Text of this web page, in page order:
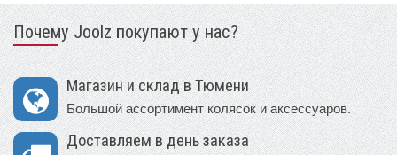
Почему Joolz покупают у нас?
Магазин и склад в Тюмени
Большой ассортимент колясок и аксессуаров.
Доставляем в день заказа